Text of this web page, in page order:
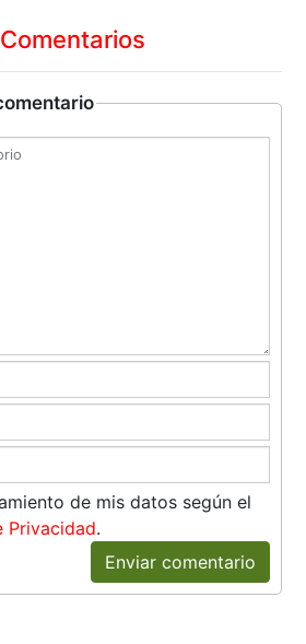
de mis datos según el
Privacidad.
Enviar comentario